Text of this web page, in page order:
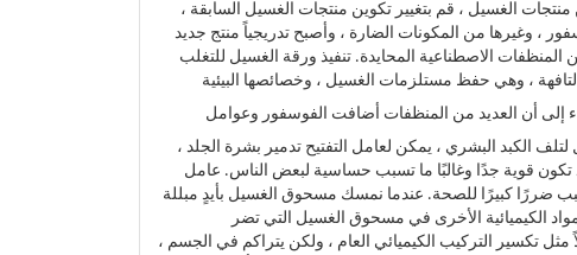
الغسيل ، قم بتغيير تكوين منتجات الغسيل السابقة ،
، وغيرها من المكونات الضارة ، وأصبح تدريجياً منتج جديد
الاصطناعية المحايدة. تنفيذ ورقة الغسيل للتغلب
، وهي حفظ مستلزمات الغسيل ، وخصائصها البيئية
إلى أن العديد من المنظفات أضافت الفوسفور وعوامل
الكبد البشري ، يمكن لعامل التفتيح تدمير بشرة الجلد ،
تكون قوية جدًا وغالبًا ما تسبب حساسية لبعض الناس. عامل
ضررًا كبيرًا للصحة. عندما نمسك مسحوق الغسيل بأيدٍ مبللة
الكيميائية الأخرى في مسحوق الغسيل التي تضر
تكسير التركيب الكيميائي العام ، ولكن يتراكم في الجسم ،